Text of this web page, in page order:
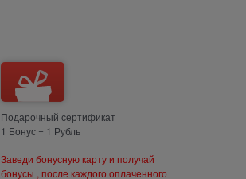
Подарочный сертификат
1 Бонус = 1 Рубль
Заведи бонусную карту и получай
бонусы , после каждого оплаченного